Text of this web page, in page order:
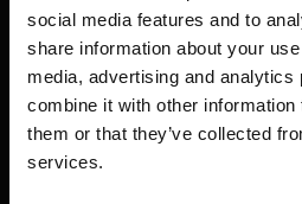
social media features and to
share information about your
media, advertising and analytics
combine it with other information
them or that they’ve collected
services.
01.Advertising graphic
L'Advertising Graphic Designer
campagne pubblicitarie, come